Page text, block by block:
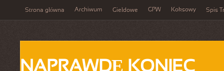
Strona główna Archiwum Giełdowe GPW Koksowy Spis
NAPRAWDĘ KONIEC